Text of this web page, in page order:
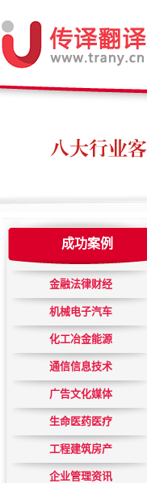
成功案例
金融法律财经
机械电子汽车
化工冶金能源
通信信息技术
广告文化媒体
生命医药医疗
工程建筑房产
企业管理资讯